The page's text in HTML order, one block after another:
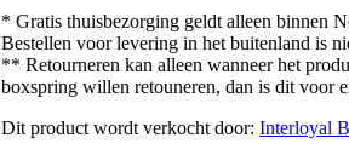
* Gratis thuisbezorging geldt alleen binnen
Bestellen voor levering in het buitenland is
** Retourneren kan alleen wanneer het
boxspring willen retouneren, dan is dit voor
Dit product wordt verkocht door: Interloyal